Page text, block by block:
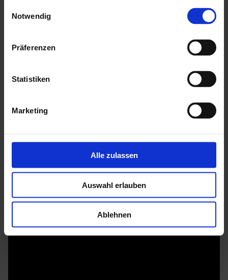
Notwendig
Präferenzen
Statistiken
Marketing
Alle zulassen
Auswahl erlauben
Ablehnen
Verbindung
Tür mit einer niedriger Metalschwelle
mitIsolierglaseinsätzen
Hersteller: Palmako
Mehr zu HGM Gartenhäuser